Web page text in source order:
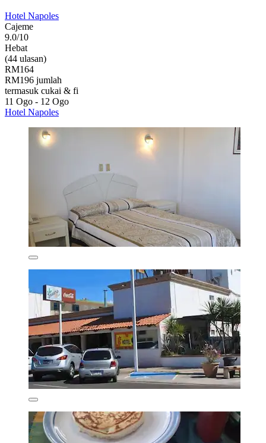
Hotel Napoles
Cajeme
9.0/10
Hebat
(44 ulasan)
RM164
RM196 jumlah
termasuk cukai & fi
11 Ogo - 12 Ogo
Hotel Napoles